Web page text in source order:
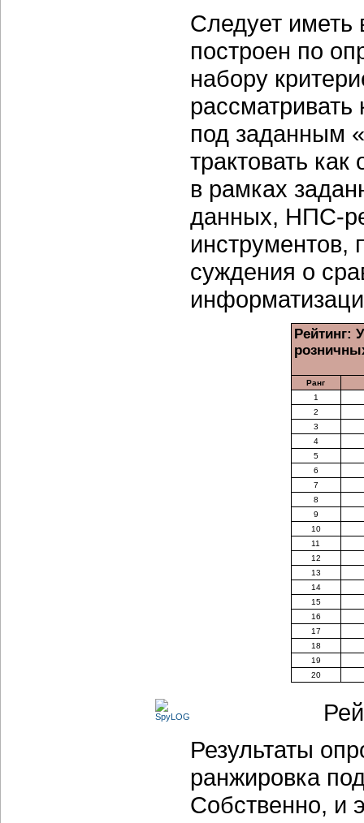
Следует иметь
построен по
набору
под заданным
трактовать
в рамках
данных, НПС-
инструментов,
суждения о
Рейтинг:
Ранг
1
2
3
4
5
6
7
8
9
10
11
12
13
14
15
16
17
18
19
20
Результаты
ранжировка
Собственно, и